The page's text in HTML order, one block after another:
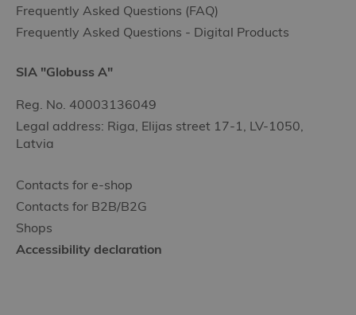
Frequently Asked Questions (FAQ)
Frequently Asked Questions - Digital Products
SIA "Globuss A"
Reg. No. 40003136049
Legal address: Riga, Elijas street 17-1, LV-1050,
Latvia
Contacts for e-shop
Contacts for B2B/B2G
Shops
Accessibility declaration